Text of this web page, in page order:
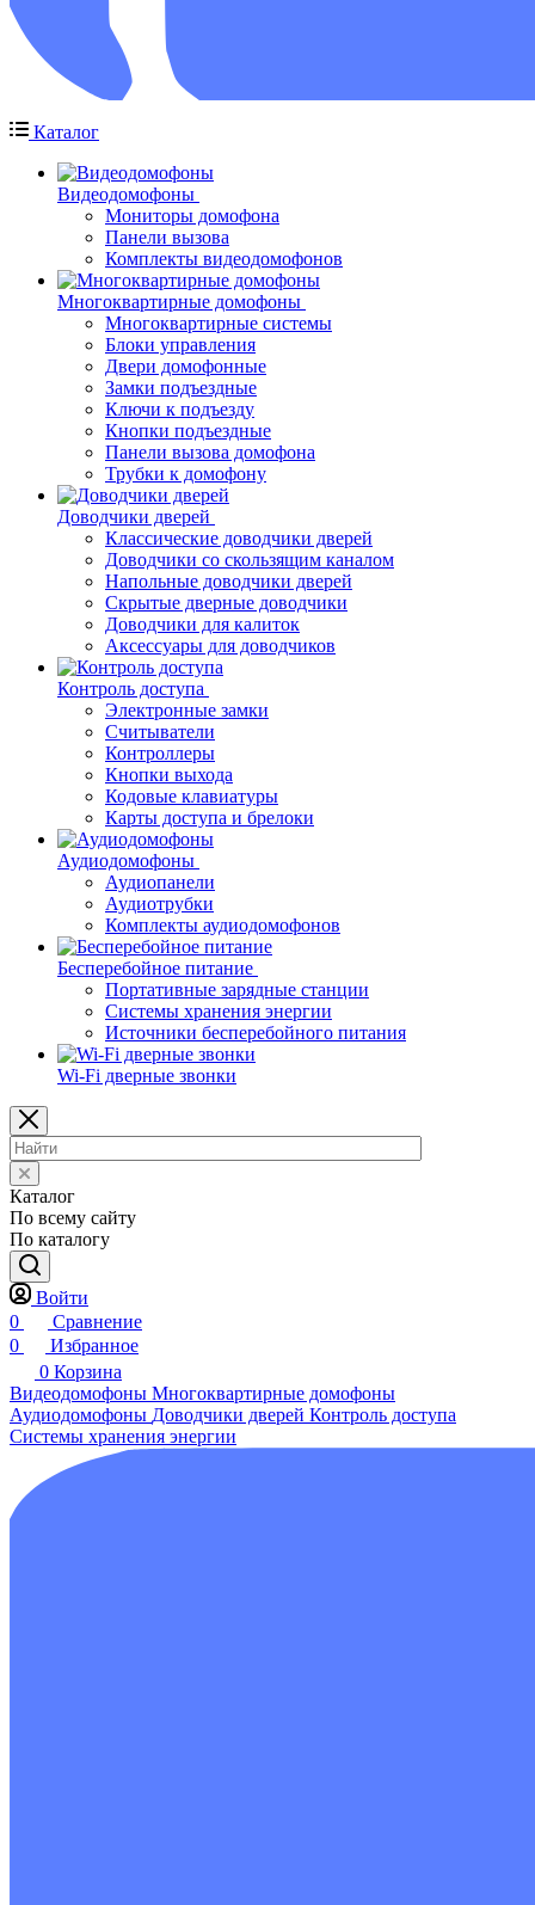
Каталог
Видеодомофоны
Мониторы домофона
Панели вызова
Комплекты видеодомофонов
Многоквартирные домофоны
Многоквартирные системы
Блоки управления
Двери домофонные
Замки подъездные
Ключи к подъезду
Кнопки подъездные
Панели вызова домофона
Трубки к домофону
Доводчики дверей
Классические доводчики дверей
Доводчики со скользящим каналом
Напольные доводчики дверей
Скрытые дверные доводчики
Доводчики для калиток
Аксессуары для доводчиков
Контроль доступа
Электронные замки
Считыватели
Контроллеры
Кнопки выхода
Кодовые клавиатуры
Карты доступа и брелоки
Аудиодомофоны
Аудиопанели
Аудиотрубки
Комплекты аудиодомофонов
Бесперебойное питание
Портативные зарядные станции
Системы хранения энергии
Источники бесперебойного питания
Wi-Fi дверные звонки
Каталог
По всему сайту
По каталогу
Войти
0
Сравнение
0
Избранное
0 Корзина
Видеодомофоны Многоквартирные домофоны
Аудиодомофоны Доводчики дверей Контроль доступа
Системы хранения энергии